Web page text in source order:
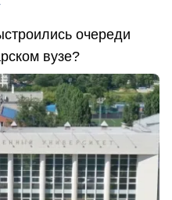
очереди
вузе?